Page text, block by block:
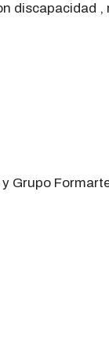
discapacidad
Grupo